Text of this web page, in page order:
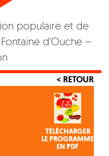
populaire et de
d'Ouche –
< RETOUR
TÉLÉCHARGER
LE PROGRAMME
EN PDF